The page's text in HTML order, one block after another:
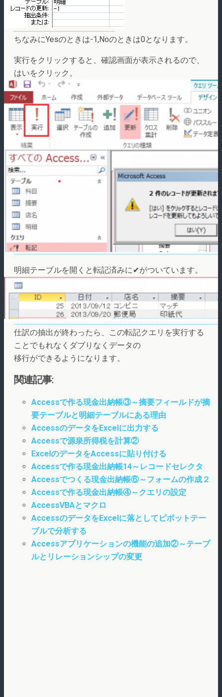
ちなみにYesのときは-1,Noのときは0となります。
実行をクリックすると、確認画面が表示されるので、
はいをクリック。
明細テーブルを開くと転記済みに✔がついています。
仕訳の抽出が終わったら、この転記クエリを実行する
ことでもれなくダブりなくデータの
移行ができるようになります。
関連記事:
Accessで作る現金出納帳③～摘要フィールドが摘
要テーブルと明細テーブルにある理由
AccessのデータをExcelに出力する
Accessで源泉所得税を計算②
ExcelのデータをAccessに貼り付ける
Accessで作る現金出納帳14～レコードセレクタ
Accessでつくる現金出納帳⑥～フォームの作成２
Accessで作る現金出納帳④～クエリの設定
AccessVBAとマクロ
AccessのデータをExcelに落としてピボットテー
ブルで分析する
Accessアプリケーションの機能の追加②～テーブ
ルとリレーションシップの変更